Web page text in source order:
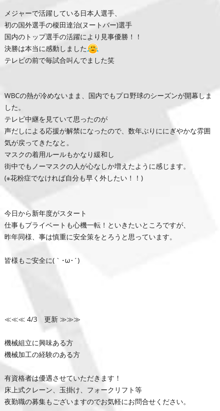
メジャーで活躍している日本人選手、
初の国外選手の榎田達治(ヌートバー)選手
国内のトップ選手の活躍により見事優勝！！
決勝は本当に感動しました
テレビの前で毎試合叫んでました笑
WBCの熱が冷めないまま、国内でもプロ野球のシーズンが開幕しま
した。
テレビ中継を見ていて思ったのが
声だしによる応援が解禁になったので、数年ぶりににぎやかな雰囲
気が戻ってきたなと。
マスクの着用ルールもかなり緩和し
街中でもノーマスクの人が心なしか増えたように感じます。
(※花粉症でなければ自分も早く外したい！！)
今日から新年度がスタート
仕事もプライベートも心機一転！といきたいところですが、
昨年同様、事は慎重に安全策をとろうと思っています。
皆様もご安全に(｀･ω･´)ゞ
≪≪≪ 4/3 更新 ≫≫≫
機械組立に興味ある方
機械加工の経験のある方
有資格者は優遇させていただきます！
床上式クレーン、玉掛け、フォークリフト等
夜勤職の募集もございますのでお気軽にお問合せください。